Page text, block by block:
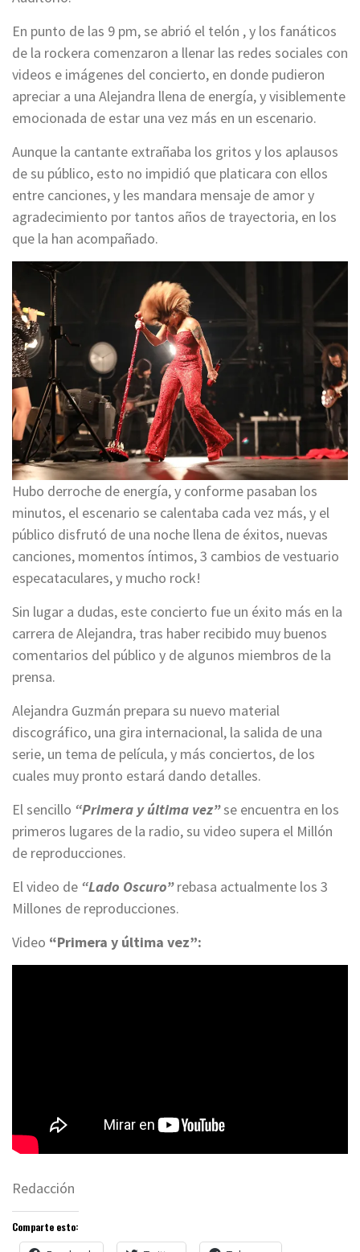
En punto de las 9 pm, se abrió el telón , y los fanáticos
de la rockera comenzaron a llenar las redes sociales con
videos e imágenes del concierto, en donde pudieron
apreciar a una Alejandra llena de energía, y visiblemente
emocionada de estar una vez más en un escenario.
Aunque la cantante extrañaba los gritos y los aplausos
de su público, esto no impidió que platicara con ellos
entre canciones, y les mandara mensaje de amor y
agradecimiento por tantos años de trayectoria, en los
que la han acompañado.
Hubo derroche de energía, y conforme pasaban los
minutos, el escenario se calentaba cada vez más, y el
público disfrutó de una noche llena de éxitos, nuevas
canciones, momentos íntimos, 3 cambios de vestuario
especataculares, y mucho rock!
Sin lugar a dudas, este concierto fue un éxito más en la
carrera de Alejandra, tras haber recibido muy buenos
comentarios del público y de algunos miembros de la
prensa.
Alejandra Guzmán prepara su nuevo material
discográfico, una gira internacional, la salida de una
serie, un tema de película, y más conciertos, de los
cuales muy pronto estará dando detalles.
El sencillo “Primera y última vez”se encuentra en los
primeros lugares de la radio, su video supera el Millón
de reproducciones.
El video de “Lado Oscuro”rebasa actualmente los 3
Millones de reproducciones.
Video “Primera y última vez”:
Redacción
Comparte esto: